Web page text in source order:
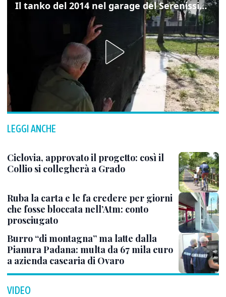
Il tanko del 2014 nel garage del Serenissimo: «Ecco come potevamo resistere per qualche giornata»
LEGGI ANCHE
Ciclovia, approvato il progetto: così il
Collio si collegherà a Grado
Ruba la carta e le fa credere per giorni
che fosse bloccata nell’Atm: conto
prosciugato
Burro “di montagna” ma latte dalla
Pianura Padana: multa da 67 mila euro
a azienda casearia di Ovaro
VIDEO